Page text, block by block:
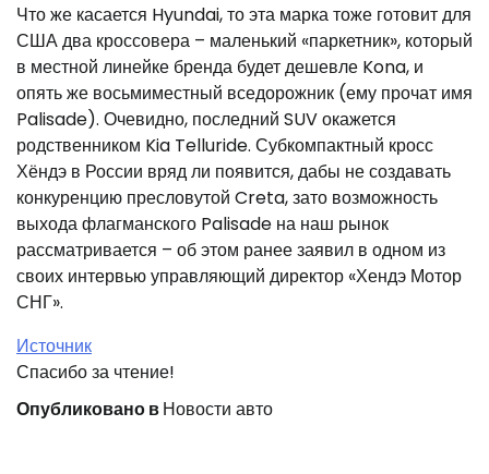
Что же касается Hyundai, то эта марка тоже готовит для
США два кроссовера – маленький «паркетник», который
в местной линейке бренда будет дешевле Kona, и
опять же восьмиместный вседорожник (ему прочат имя
Palisade). Очевидно, последний SUV окажется
родственником Kia Telluride. Субкомпактный кросс
Хёндэ в России вряд ли появится, дабы не создавать
конкуренцию пресловутой Creta, зато возможность
выхода флагманского Palisade на наш рынок
рассматривается – об этом ранее заявил в одном из
своих интервью управляющий директор «Хендэ Мотор
СНГ».
Источник
Спасибо за чтение!
Опубликовано вНовости авто